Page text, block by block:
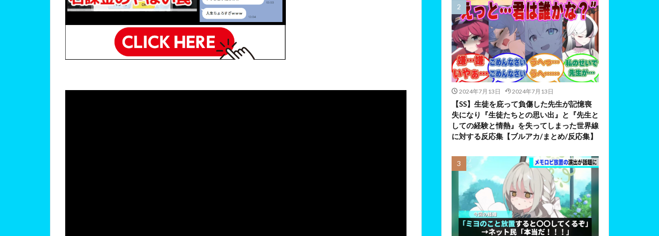
2024年7月13日 2024年7月13日
【SS】生徒を庇って負傷した先生が記憶喪
失になり『生徒たちとの思い出』と『先生と
しての経験と情熱』を失ってしまった世界線
に対する反応集【ブルアカ/まとめ/反応集】